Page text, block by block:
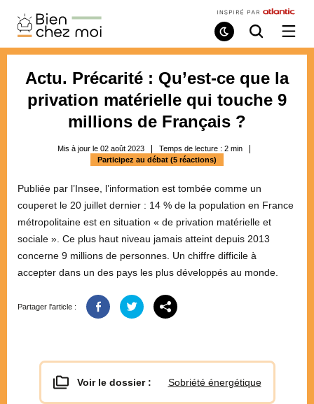
Bien
Chez
Moi
Mode
de
Recherche
/
menu
Actu. Précarité : Qu’est-ce que la
privation matérielle qui touche 9
millions de Français ?
Mis à jour le 02 août 2023 Temps de lecture : 2 min
Participez au débat (5 réactions)
Publiée par l’Insee, l’information est tombée comme un
couperet le 20 juillet dernier : 14 % de la population en France
métropolitaine est en situation « de privation matérielle et
sociale ». Ce plus haut niveau jamais atteint depuis 2013
concerne 9 millions de personnes. Un chiffre difficile à
accepter dans un des pays les plus développés au monde.
Partager l'article :
Voir le dossier : Sobriété énergétique